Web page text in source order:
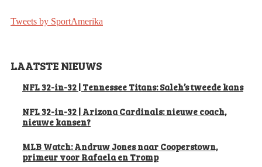
Tweets by SportAmerika
LAATSTE NIEUWS
NFL 32-in-32 | Tennessee Titans: Saleh’s tweede kans
NFL 32-in-32 | Arizona Cardinals: nieuwe coach,
nieuwe kansen?
MLB Watch: Andruw Jones naar Cooperstown,
primeur voor Rafaela en Tromp